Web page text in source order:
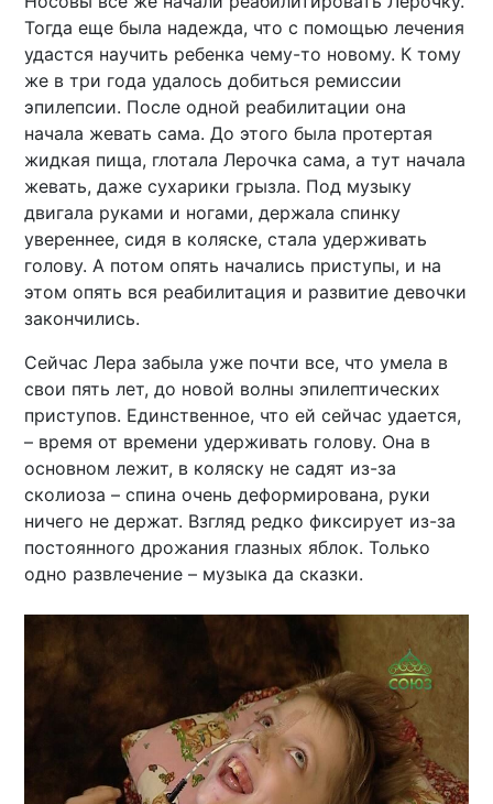
Тогда еще была надежда, что с помощью лечения
удастся научить ребенка чему-то новому. К тому
же в три года удалось добиться ремиссии
эпилепсии. После одной реабилитации она
начала жевать сама. До этого была протертая
жидкая пища, глотала Лерочка сама, а тут начала
жевать, даже сухарики грызла. Под музыку
двигала руками и ногами, держала спинку
увереннее, сидя в коляске, стала удерживать
голову. А потом опять начались приступы, и на
этом опять вся реабилитация и развитие девочки
закончились.
Сейчас Лера забыла уже почти все, что умела в
свои пять лет, до новой волны эпилептических
приступов. Единственное, что ей сейчас удается,
– время от времени удерживать голову. Она в
основном лежит, в коляску не садят из-за
сколиоза – спина очень деформирована, руки
ничего не держат. Взгляд редко фиксирует из-за
постоянного дрожания глазных яблок. Только
одно развлечение – музыка да сказки.